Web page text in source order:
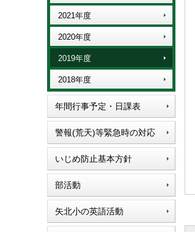
2021年度
2020年度
2019年度
2018年度
年間行事予定・日課表
警報(荒天)等緊急時の対応
いじめ防止基本方針
部活動
矢北小の英語活動